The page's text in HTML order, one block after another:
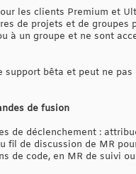
les clients Premium et
de projets et de groupes
à un groupe et ne sont
bêta et peut ne
de fusion
de déclenchement :
de discussion de MR
de code, en MR de suivi